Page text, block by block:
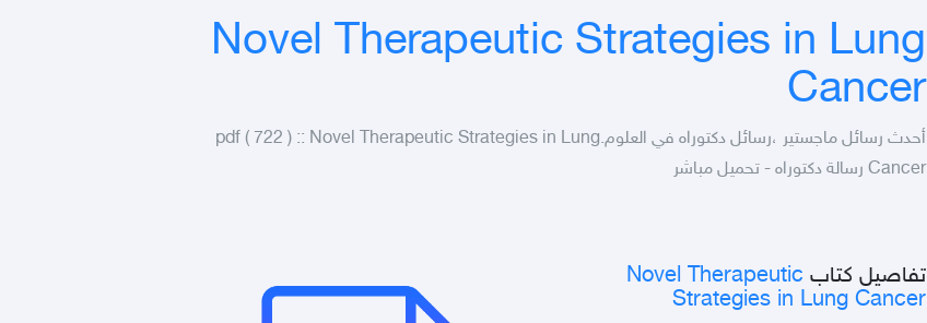
Novel Therapeutic Strategies in Lung
Cancer
أحدث رسائل ماجستير ،رسائل دكتوراه في العلوم.pdf ( 722 ) :: Novel Therapeutic Strategies in Lung
Cancer رسالة دكتوراه - تحميل مباشر
تفاصيل كتاب Novel Therapeutic
Strategies in Lung Cancer